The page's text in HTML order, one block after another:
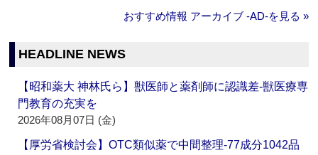
おすすめ情報 アーカイブ ‐AD‐を見る »
HEADLINE NEWS
【昭和薬大 神林氏ら】獣医師と薬剤師に認識差‐獣医療専
門教育の充実を
2026年08月07日 (金)
【厚労省検討会】OTC類似薬で中間整理‐77成分1042品